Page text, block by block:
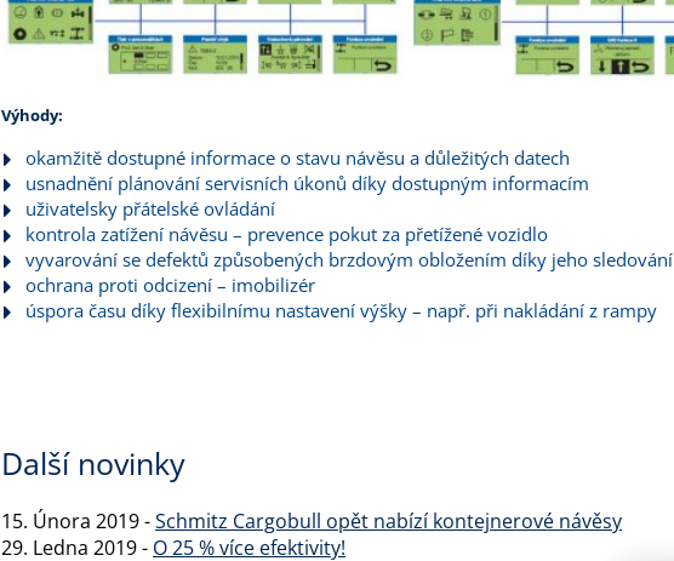
Výhody:
okamžitě dostupné informace o stavu návěsu a důležitých datech
usnadnění plánování servisních úkonů díky dostupným informacím
uživatelsky přátelské ovládání
kontrola zatížení návěsu – prevence pokut za přetížené vozidlo
vyvarování se defektů způsobených brzdovým obložením díky jeho sledování
ochrana proti odcizení – imobilizér
úspora času díky flexibilnímu nastavení výšky – např. při nakládání z rampy
Další novinky
15. Února 2019 -Schmitz Cargobull opět nabízí kontejnerové návěsy
29. Ledna 2019 - O 25 % více efektivity!